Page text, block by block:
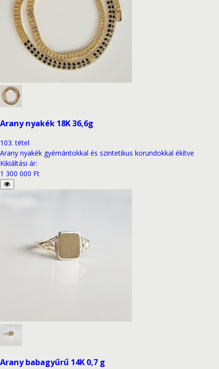
Arany nyakék 18K 36,6g
103. tétel
Arany nyakék gyémántokkal és szintetikus korundokkal ékítve
Kikiáltási ár:
1 300 000 Ft
Arany babagyűrű 14K 0,7 g